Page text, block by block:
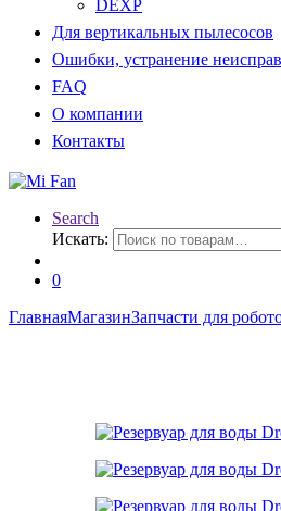
DEXP
Для вертикальных пылесосов
Ошибки, устранение
FAQ
О компании
Контакты
Search
Искать:
0
ГлавнаяМагазинЗапчасти для